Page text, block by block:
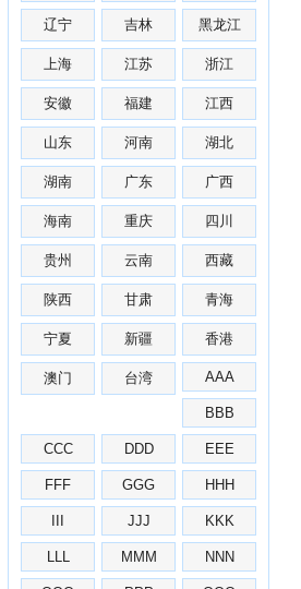
辽宁 吉林 黑龙江
上海 江苏 浙江
安徽 福建 江西
山东 河南 湖北
湖南 广东 广西
海南 重庆 四川
贵州 云南 西藏
陕西 甘肃 青海
宁夏 新疆 香港
澳门 台湾 AAA
BBB
CCC DDD EEE
FFF GGG HHH
JJJ KKK
LLL MMM NNN